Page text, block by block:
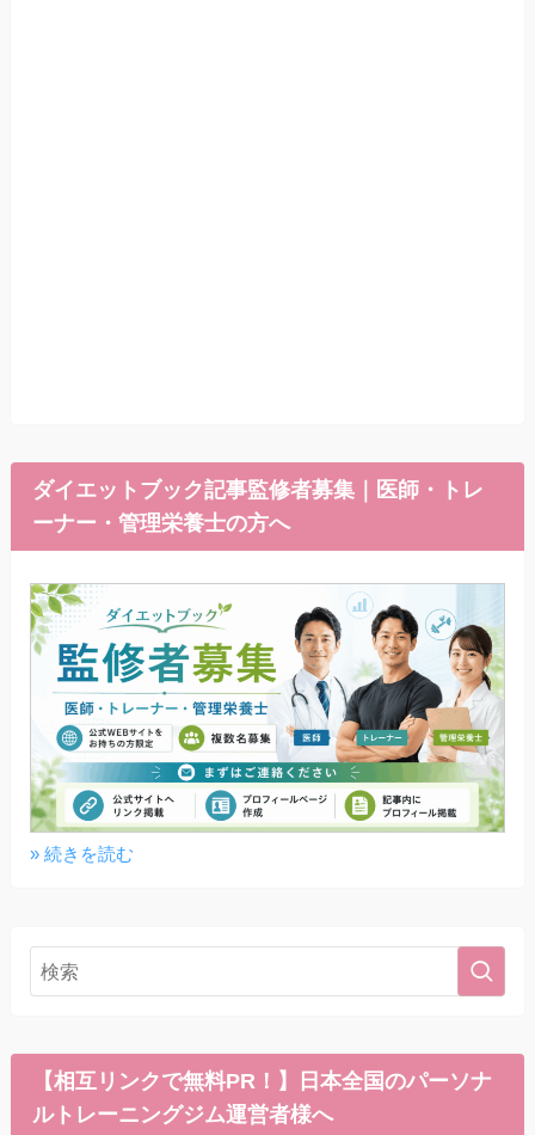
ダイエットブック記事監修者募集｜医師・トレ
ーナー・管理栄養士の方へ
» 続きを読む
【相互リンクで無料PR！】日本全国のパーソナ
ルトレーニングジム運営者様へ